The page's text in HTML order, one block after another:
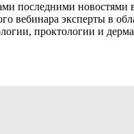
последними новостями
вебинара эксперты в
проктологии и